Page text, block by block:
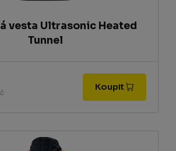
vesta Ultrasonic Heated
Tunnel
Koupit